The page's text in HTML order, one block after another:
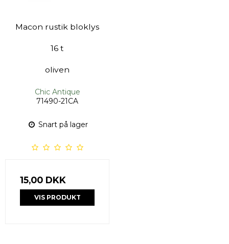
Macon rustik bloklys
16 t
oliven
Chic Antique
71490-21CA
Snart på lager
15,00 DKK
VIS PRODUKT